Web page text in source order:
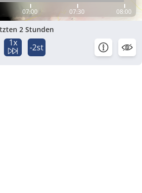
07:00 07:30 08:00
2 Stunden
1x -2st